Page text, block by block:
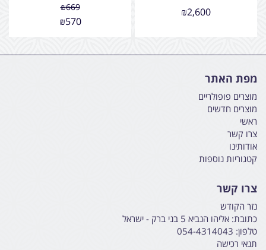
₪2,600
₪669
₪570
מפת האתר
מוצרים פופולריים
מוצרים חדשים
ראשי
צרו קשר
אודותינו
קטגוריות נוספות
צרו קשר
נזר הקודש
כתובת: אליהו הנביא 5 בני ברק - ישראל
טלפון: 054-4314043
תנאי רכישה